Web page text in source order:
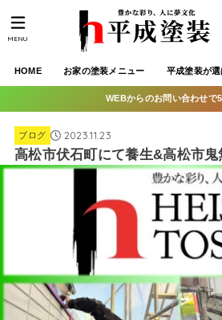
HOME お家の塗装メニュー 平成塗装が
MENU
WEBからのお問い合わせで
ブログ 2023.11.23
高松市伏石町にて養生&高松市鬼